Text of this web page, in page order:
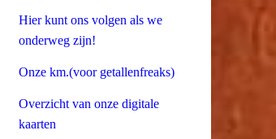
Hier kunt ons volgen als we
onderweg zijn!
Onze km.(voor getallenfreaks)
Overzicht van onze digitale
kaarten